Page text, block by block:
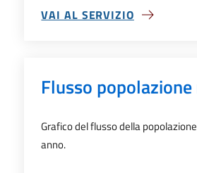
VAI AL SERVIZIO
SU POPOLAZIONE ATTUALE
Flusso
Grafico del flusso della
anno.